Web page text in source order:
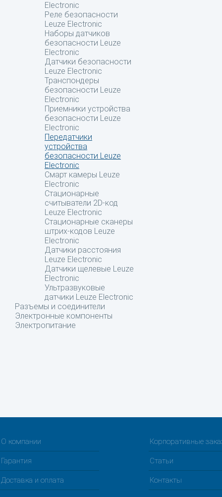
Electronic
Реле безопасности
Leuze Electronic
Наборы датчиков
безопасности Leuze
Electronic
Датчики безопасности
Leuze Electronic
Транспондеры
безопасности Leuze
Electronic
Приемники устройства
безопасности Leuze
Electronic
Передатчики
устройства
безопасности Leuze
Electronic
Смарт камеры Leuze
Electronic
Стационарные
считыватели 2D-код
Leuze Electronic
Стационарные сканеры
штрих-кодов Leuze
Electronic
Датчики расстояния
Leuze Electronic
Датчики щелевые Leuze
Electronic
Ультразвуковые
датчики Leuze Electronic
Разъемы и соединители
Электронные компоненты
Электропитание
О компании Корпоративные
Гарантия Статьи
Доставка и оплата Контакты